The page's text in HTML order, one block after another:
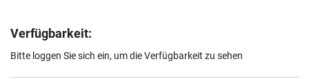
Verfügbarkeit:
Bitte loggen Sie sich ein, um die Verfügbarkeit zu sehen